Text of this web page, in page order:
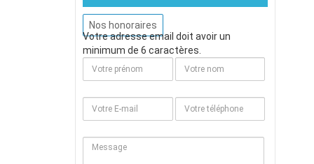
Nos honoraires
Votre adresse email doit avoir un
minimum de 6 caractères.